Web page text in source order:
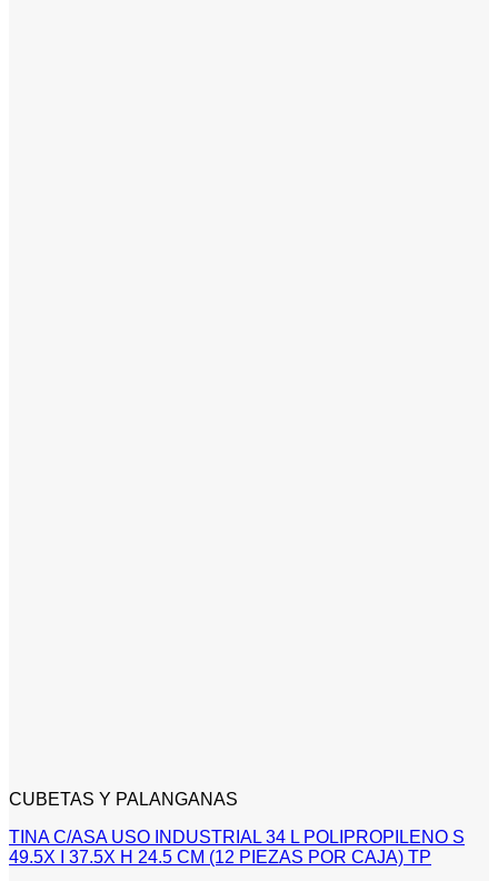
CUBETAS Y PALANGANAS
TINA C/ASA USO INDUSTRIAL 34 L POLIPROPILENO S
49.5X I 37.5X H 24.5 CM (12 PIEZAS POR CAJA) TP